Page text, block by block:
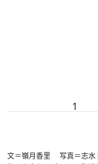
1
文＝嶺月香里 写真＝志水